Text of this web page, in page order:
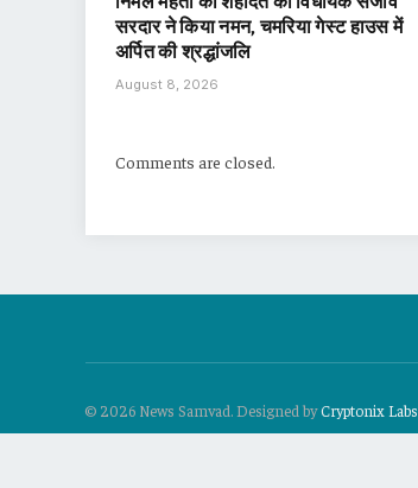
सरदार ने किया नमन, चमरिया गेस्ट हाउस में
अर्पित की श्रद्धांजलि
August 8, 2026
Comments are closed.
© 2026 News Samvad. Designed byCryptonix Labs